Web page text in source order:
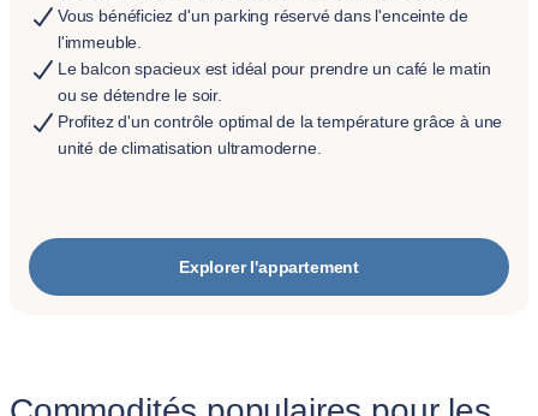
Vous bénéficiez d'un parking réservé dans l'enceinte de
l'immeuble.
Le balcon spacieux est idéal pour prendre un café le matin
ou se détendre le soir.
Profitez d'un contrôle optimal de la température grâce à une
unité de climatisation ultramoderne.
Explorer l'appartement